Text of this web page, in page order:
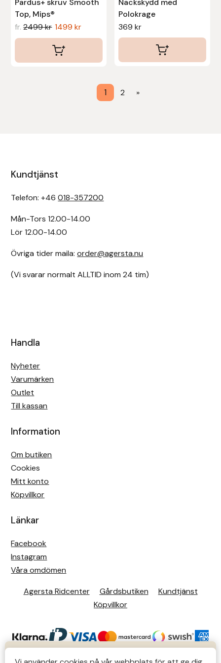
KUNDTJÄNST
Top, Mips®
fr. 2499kr 1499kr
Polokrage
369 kr
1 2 »
Kundtjänst
Telefon: +46018-357200
Mån-Tors 12.00-14.00
Lör 12.00-14.00
Övriga tider maila:order@agersta.nu
(Vi svarar normalt ALLTID inom 24 tim)
Handla
Nyheter
Varumärken
Outlet
Till kassan
Information
Om butiken
Cookies
Mitt konto
Köpvillkor
Länkar
Facebook
Instagram
Våra omdömen
Agersta Ridcenter Gårdsbutiken
Kundtjänst
Köpvillkor
Uhip
Willab
Wintec